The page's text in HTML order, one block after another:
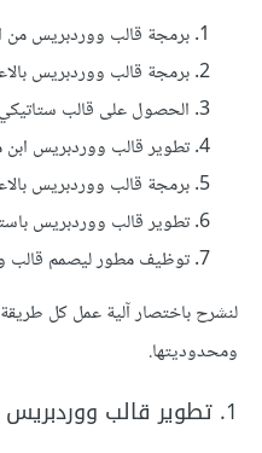
برمجة قالب ووردبريس من
برمجة قالب ووردبريس
الحصول على قالب
تطوير قالب ووردبريس
برمجة قالب ووردبريس
تطوير قالب ووردبريس
توظيف مطور ليصمم
لنشرح باختصار آلية عمل كل
ومحدوديتها.
1. تطوير قالب ووردبريس من الصفر